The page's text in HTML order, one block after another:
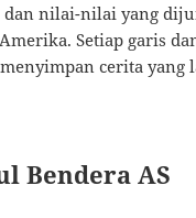
dan nilai-nilai yang
Setiap garis
cerita yang
Bendera AS